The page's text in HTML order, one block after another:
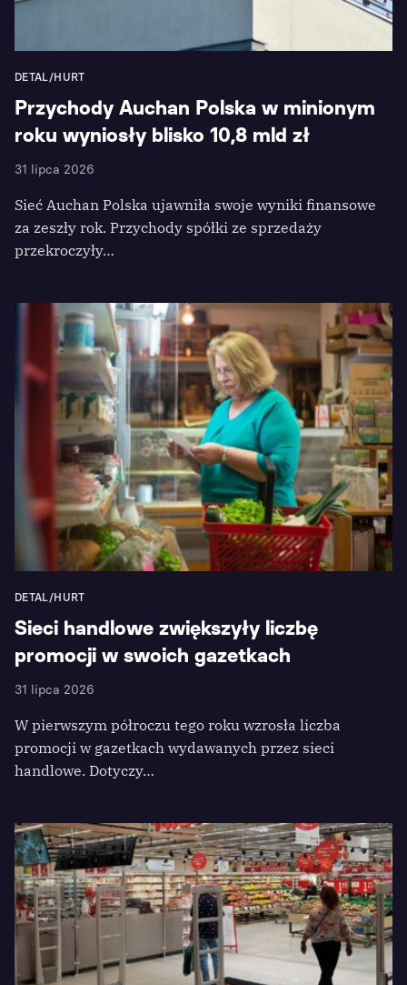
DETAL/HURT
Przychody Auchan Polska w minionym
roku wyniosły blisko 10,8 mld zł
31 lipca 2026
Sieć Auchan Polska ujawniła swoje wyniki finansowe
za zeszły rok. Przychody spółki ze sprzedaży
przekroczyły…
DETAL/HURT
Sieci handlowe zwiększyły liczbę
promocji w swoich gazetkach
31 lipca 2026
W pierwszym półroczu tego roku wzrosła liczba
promocji w gazetkach wydawanych przez sieci
handlowe. Dotyczy…